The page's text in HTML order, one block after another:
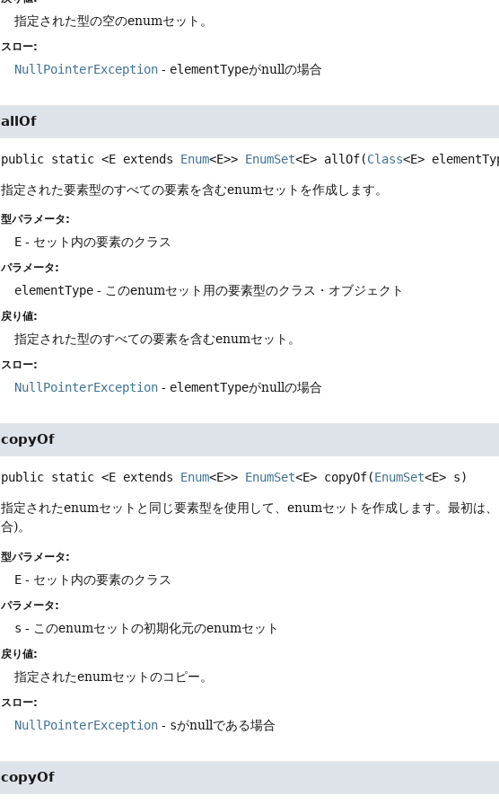
指定された型の空のenumセット。
スロー:
NullPointerException - elementTypeがnullの場合
allOf
public static <E extends Enum<E>> EnumSet<E> allOf(Class<E>
指定された要素型のすべての要素を含むenumセットを作成します。
型パラメータ:
E - セット内の要素のクラス
パラメータ:
elementType - このenumセット用の要素型のクラス・オブジェクト
戻り値:
指定された型のすべての要素を含むenumセット。
スロー:
NullPointerException - elementTypeがnullの場合
copyOf
public static <E extends Enum<E>> EnumSet<E> copyOf(EnumSet<E> s)
指定されたenumセットと同じ要素型を使用して、enumセットを作成します。最初は
合)。
型パラメータ:
E - セット内の要素のクラス
パラメータ:
s - このenumセットの初期化元のenumセット
戻り値:
指定されたenumセットのコピー。
スロー:
NullPointerException - sがnullである場合
copyOf